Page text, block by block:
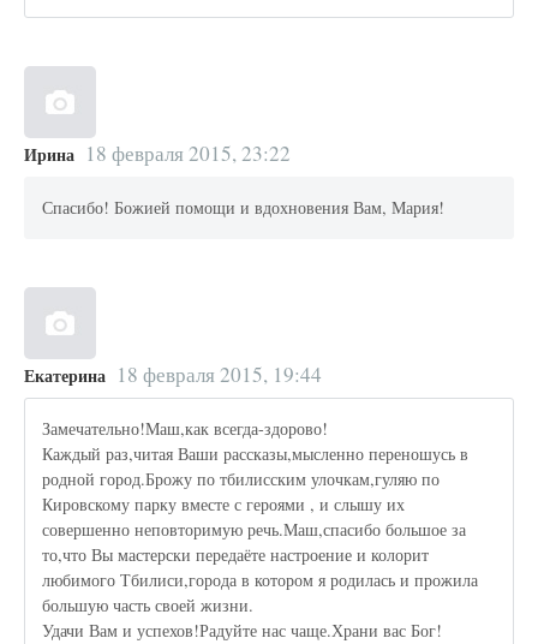
Ирина 18 февраля 2015, 23:22
Спасибо! Божией помощи и вдохновения Вам, Мария!
Екатерина 18 февраля 2015, 19:44
Замечательно!Маш,как всегда-здорово!
Каждый раз,читая Ваши рассказы,мысленно переношусь в
родной город.Брожу по тбилисским улочкам,гуляю по
Кировскому парку вместе с героями , и слышу их
совершенно неповторимую речь.Маш,спасибо большое за
то,что Вы мастерски передаёте настроение и колорит
любимого Тбилиси,города в котором я родилась и прожила
большую часть своей жизни.
Удачи Вам и успехов!Радуйте нас чаще.Храни вас Бог!